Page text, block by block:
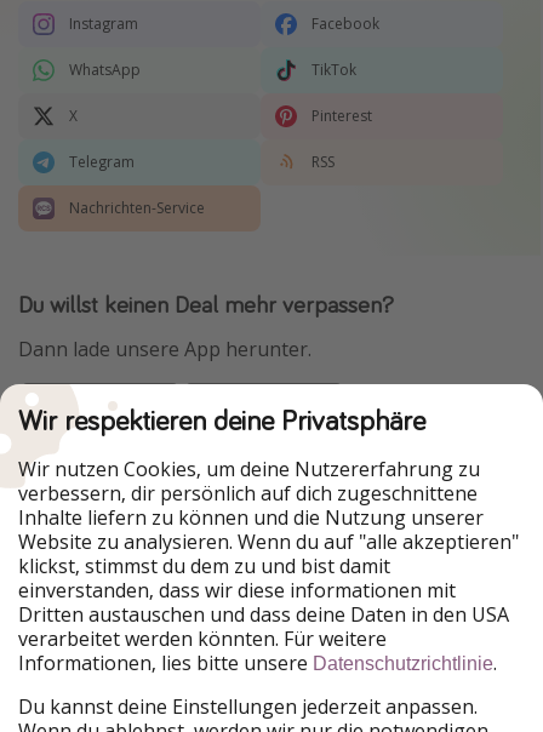
Instagram Facebook
WhatsApp TikTok
X Pinterest
Telegram RSS
Nachrichten-Service
Du willst keinen Deal mehr verpassen?
Dann lade unsere App herunter.
Urlaubspiraten ist Teil der HolidayPirates Group
Unsere Märkte
PiratinViaggio
HolidayPirates
VakantiePiraten
WakacyjniPiraci
VoyagesPirates
Ferienpiraten
Urlaubspiraten
ViajerosPiratas
TravelPirates
HolidayPirates Group
Wir respektieren deine Privatsphäre
Wir nutzen Cookies, um deine Nutzererfahrung zu
verbessern, dir persönlich auf dich zugeschnittene
Inhalte liefern zu können und die Nutzung unserer
Website zu analysieren. Wenn du auf "alle akzeptieren"
klickst, stimmst du dem zu und bist damit
einverstanden, dass wir diese informationen mit
Dritten austauschen und dass deine Daten in den USA
verarbeitet werden könnten. Für weitere
Informationen, lies bitte unsere Datenschutzrichtlinie.
Du kannst deine Einstellungen jederzeit anpassen.